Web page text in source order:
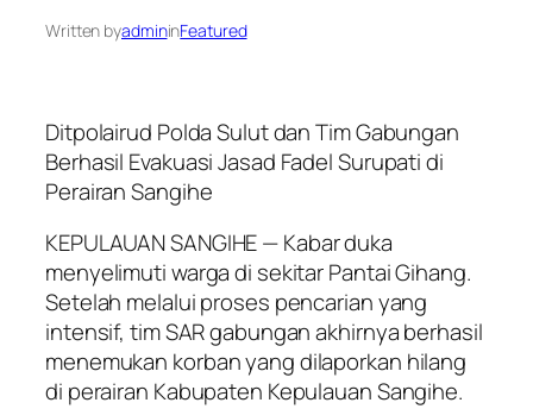
Written byadmininFeatured
Ditpolairud Polda Sulut dan Tim Gabungan
Berhasil Evakuasi Jasad Fadel Surupati di
Perairan Sangihe
KEPULAUAN SANGIHE — Kabar duka
menyelimuti warga di sekitar Pantai Gihang.
Setelah melalui proses pencarian yang
intensif, tim SAR gabungan akhirnya berhasil
menemukan korban yang dilaporkan hilang
di perairan Kabupaten Kepulauan Sangihe.